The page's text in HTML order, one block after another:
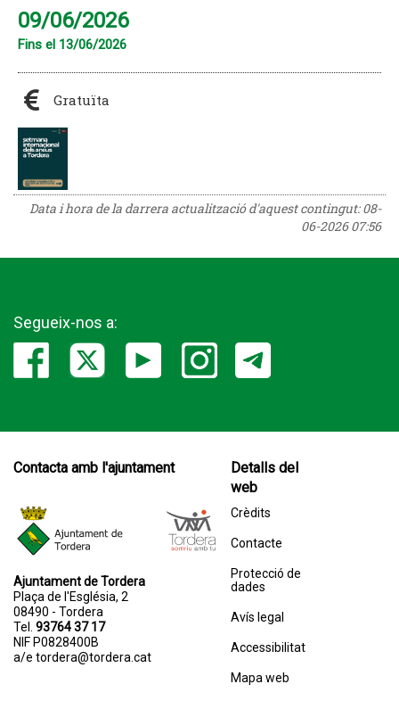
09/06/2026
Fins el 13/06/2026
Gratuïta
Data i hora de la darrera actualització d'aquest contingut:08-
06-2026 07:56
Segueix-nos a:
Contacta amb l'ajuntament
Ajuntament de Tordera
Plaça de l'Església, 2
08490 - Tordera
Tel. 93764 37 17
NIF P0828400B
a/e tordera@tordera.cat
Detalls del
web
Crèdits
Contacte
Protecció de
dades
Avís legal
Accessibilitat
Mapa web